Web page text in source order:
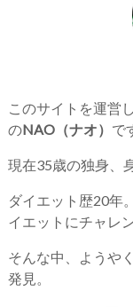
このサイトを運営
のNAO（ナオ） で
現在35歳の独身、
ダイエット歴20年
イエットにチャレ
そんな中、ようや
発見。